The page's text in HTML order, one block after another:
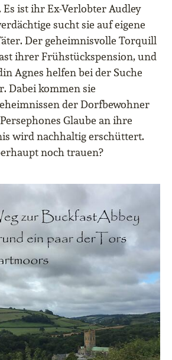
ist ihr Ex-Verlobter Audley
sucht sie auf eigene
Der geheimnisvolle Torquill
ihrer Frühstückspension, und
Agnes helfen bei der Suche
Dabei kommen sie
der Dorfbewohner
Glaube an ihre
wird nachhaltig erschüttert.
noch trauen?